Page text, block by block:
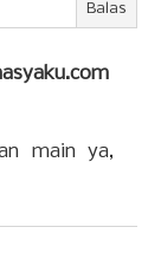
Balas
main ya,